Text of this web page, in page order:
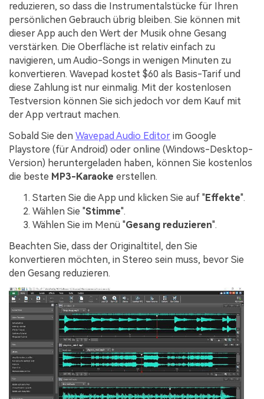
reduzieren, so dass die Instrumentalstücke für Ihren
persönlichen Gebrauch übrig bleiben. Sie können mit
dieser App auch den Wert der Musik ohne Gesang
verstärken. Die Oberfläche ist relativ einfach zu
navigieren, um Audio-Songs in wenigen Minuten zu
konvertieren. Wavepad kostet $60 als Basis-Tarif und
diese Zahlung ist nur einmalig. Mit der kostenlosen
Testversion können Sie sich jedoch vor dem Kauf mit
der App vertraut machen.
Sobald Sie den Wavepad Audio Editor im Google
Playstore (für Android) oder online (Windows-Desktop-
Version) heruntergeladen haben, können Sie kostenlos
die beste MP3-Karaoke erstellen.
Starten Sie die App und klicken Sie auf "Effekte".
Wählen Sie "Stimme".
Wählen Sie im Menü "Gesang reduzieren".
Beachten Sie, dass der Originaltitel, den Sie
konvertieren möchten, in Stereo sein muss, bevor Sie
den Gesang reduzieren.